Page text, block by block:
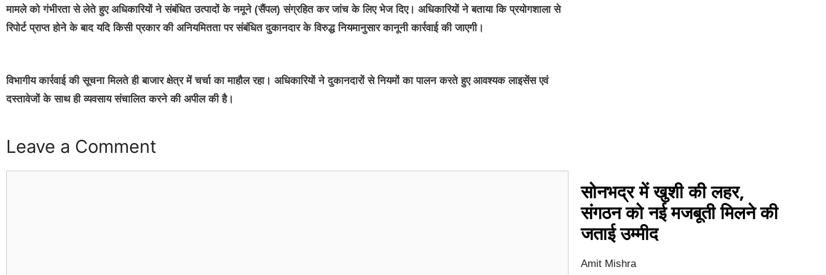
मामले को गंभीरता से लेते हुए अधिकारियों ने संबंधित उत्पादों के नमूने (सैंपल) संग्रहित कर जांच के लिए भेज दिए। अधिकारियों ने बताया कि प्रयोगशाला से
रिपोर्ट प्राप्त होने के बाद यदि किसी प्रकार की अनियमितता पर संबंधित दुकानदार के विरुद्ध नियमानुसार कानूनी कार्रवाई की जाएगी।
विभागीय कार्रवाई की सूचना मिलते ही बाजार क्षेत्र में चर्चा का माहौल रहा। अधिकारियों ने दुकानदारों से नियमों का पालन करते हुए आवश्यक लाइसेंस एवं
दस्तावेजों के साथ ही व्यवसाय संचालित करने की अपील की है।
Leave a Comment
सोनभद्र में खुशी की लहर,
संगठन को नई मजबूती मिलने की
जताई उम्मीद
Amit Mishra